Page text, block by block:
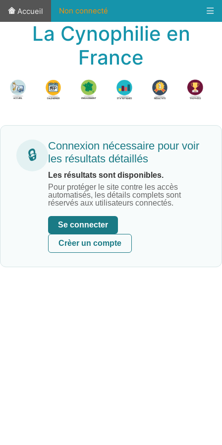
Accueil Non connecté
La Cynophilie en
France
🔒
Connexion nécessaire pour voir
les résultats détaillés
Les résultats sont disponibles.
Pour protéger le site contre les accès
automatisés, les détails complets sont
réservés aux utilisateurs connectés.
Se connecter
Crèer un compte